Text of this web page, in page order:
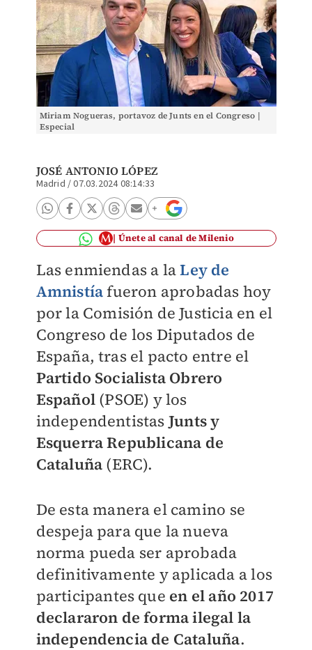
Miriam Nogueras, portavoz de Junts en el Congreso |
Especial
JOSÉ ANTONIO LÓPEZ
Madrid /07.03.2024 08:14:33
Únete al canal de Milenio
Las enmiendas a laLey de
Amnistíafueron aprobadas hoy
por la Comisión de Justicia en el
Congreso de los Diputados de
España, tras el pacto entre el
Partido Socialista Obrero
Español (PSOE) y los
independentistas Junts y
Esquerra Republicana de
Cataluña (ERC).
De esta manera el camino se
despeja para que la nueva
norma pueda ser aprobada
definitivamente y aplicada a los
participantes que en el año 2017
declararon de forma ilegal la
independencia de Cataluña.